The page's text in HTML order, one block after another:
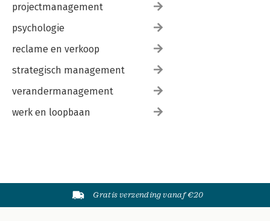
projectmanagement
psychologie
reclame en verkoop
strategisch management
verandermanagement
werk en loopbaan
Gratis verzending vanaf €20